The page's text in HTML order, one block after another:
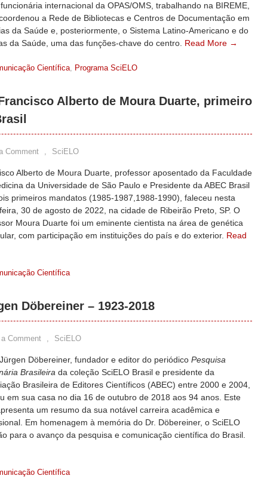
internacional da OPAS/OMS, trabalhando na BIREME,
a Rede de Bibliotecas e Centros de Documentação em
da Saúde e, posteriormente, o Sistema Latino-Americano e do
da Saúde, uma das funções-chave do centro. Read More →
Científica, Programa SciELO
Alberto de Moura Duarte, primeiro
Comment , SciELO
Alberto de Moura Duarte, professor aposentado da Faculdade
da Universidade de São Paulo e Presidente da ABEC Brasil
primeiros mandatos (1985-1987,1988-1990), faleceu nesta
30 de agosto de 2022, na cidade de Ribeirão Preto, SP. O
Moura Duarte foi um eminente cientista na área de genética
com participação em instituições do país e do exterior. Read
Científica
Döbereiner – 1923-2018
a Comment , SciELO
Döbereiner, fundador e editor do periódico Pesquisa
Brasileira da coleção SciELO Brasil e presidente da
Brasileira de Editores Científicos (ABEC) entre 2000 e 2004,
em sua casa no dia 16 de outubro de 2018 aos 94 anos. Este
um resumo da sua notável carreira acadêmica e
Em homenagem à memória do Dr. Döbereiner, o SciELO
para o avanço da pesquisa e comunicação científica do Brasil.
Científica